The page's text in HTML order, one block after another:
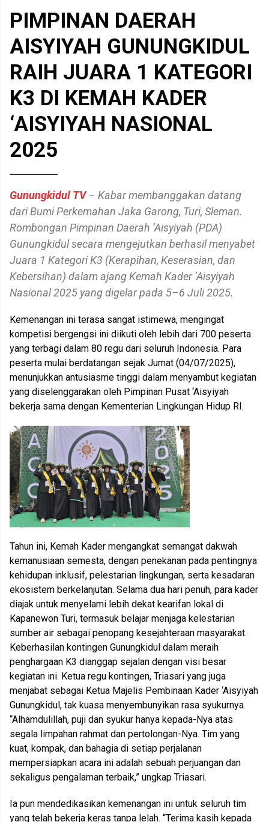
PIMPINAN DAERAH
AISYIYAH GUNUNGKIDUL
RAIH JUARA 1 KATEGORI
K3 DI KEMAH KADER
‘AISYIYAH NASIONAL
2025
Gunungkidul TV– Kabar membanggakan datang
dari Bumi Perkemahan Jaka Garong, Turi, Sleman.
Rombongan Pimpinan Daerah ‘Aisyiyah (PDA)
Gunungkidul secara mengejutkan berhasil menyabet
Juara 1 Kategori K3 (Kerapihan, Keserasian, dan
Kebersihan) dalam ajang Kemah Kader ‘Aisyiyah
Nasional 2025 yang digelar pada 5–6 Juli 2025.
Kemenangan ini terasa sangat istimewa, mengingat
kompetisi bergengsi ini diikuti oleh lebih dari 700 peserta
yang terbagi dalam 80 regu dari seluruh Indonesia. Para
peserta mulai berdatangan sejak Jumat (04/07/2025),
menunjukkan antusiasme tinggi dalam menyambut kegiatan
yang diselenggarakan oleh Pimpinan Pusat ‘Aisyiyah
bekerja sama dengan Kementerian Lingkungan Hidup RI.
Tahun ini, Kemah Kader mengangkat semangat dakwah
kemanusiaan semesta, dengan penekanan pada pentingnya
kehidupan inklusif, pelestarian lingkungan, serta kesadaran
ekosistem berkelanjutan. Selama dua hari penuh, para kader
diajak untuk menyelami lebih dekat kearifan lokal di
Kapanewon Turi, termasuk belajar menjaga kelestarian
sumber air sebagai penopang kesejahteraan masyarakat.
Keberhasilan kontingen Gunungkidul dalam meraih
penghargaan K3 dianggap sejalan dengan visi besar
kegiatan ini. Ketua regu kontingen, Triasari yang juga
menjabat sebagai Ketua Majelis Pembinaan Kader ‘Aisyiyah
Gunungkidul, tak kuasa menyembunyikan rasa syukurnya.
“Alhamdulillah, puji dan syukur hanya kepada-Nya atas
segala limpahan rahmat dan pertolongan-Nya. Tim yang
kuat, kompak, dan bahagia di setiap perjalanan
mempersiapkan acara ini adalah sebuah perjuangan dan
sekaligus pengalaman terbaik,” ungkap Triasari.
Ia pun mendedikasikan kemenangan ini untuk seluruh tim
yang telah bekerja keras tanpa lelah. “Terima kasih kepada